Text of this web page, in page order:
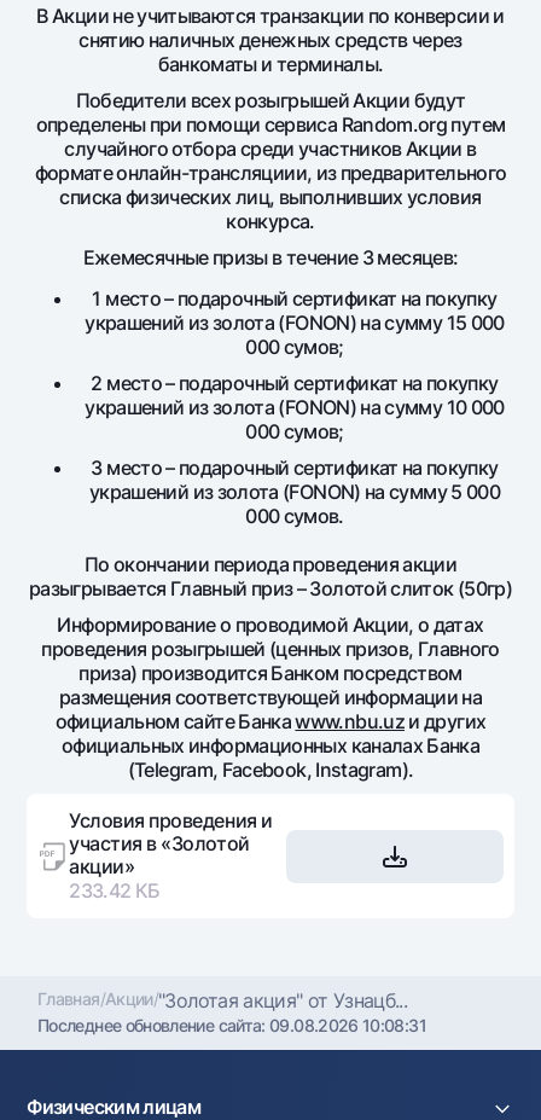
Пресс-центр
Офисы и банкоматы
Согласие на обработку персональных данных
Следите за нами в соцсетях
Контакт-центр
1344
В Акции не учитываются транзакции по конверсии и
снятию наличных денежных средств через
банкоматы и терминалы.
Победители всех розыгрышей Акции будут
определены при помощи сервиса Random.org путем
случайного отбора среди участников Акции в
формате онлайн-трансляциии, из предварительного
списка физических лиц, выполнивших условия
конкурса.
Ежемесячные призы в течение 3 месяцев:
1 место – подарочный сертификат на покупку
украшений из золота (FONON) на сумму 15 000
000 сумов;
2 место – подарочный сертификат на покупку
украшений из золота (FONON) на сумму 10 000
000 сумов;
3 место – подарочный сертификат на покупку
украшений из золота (FONON) на сумму 5 000
000 сумов.
По окончании периода проведения акции
разыгрывается Главный приз – Золотой слиток (50гр)
Информирование о проводимой Акции, о датах
проведения розыгрышей (ценных призов, Главного
приза) производится Банком посредством
размещения соответствующей информации на
официальном сайте Банкаwww.nbu.uz и других
официальных информационных каналах Банка
(Telegram, Facebook, Instagram).
Условия проведения и
участия в «Золотой
акции»
233.42 КБ
Главная/Акции/"Золотая акция" от Узнацб...
Последнее обновление сайта:09.08.2026 10:08:31
Физическим лицам